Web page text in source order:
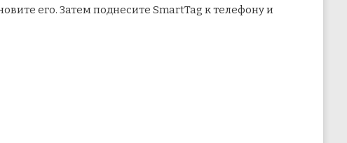
его. Затем поднесите SmartTag к телефону и